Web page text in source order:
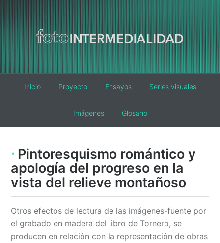
Main
Inicio Proyecto Ensayos Series visuales
Imágenes Glosario
Pintoresquismo romántico y
apología del progreso en la
vista del relieve montañoso
Otros efectos de lectura de las imágenes-fuente por
el grabado en madera del libro de Tornero, se
producen en relación con la representación de obras